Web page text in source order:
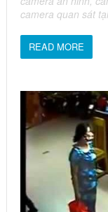
camera quan sát
READ MORE